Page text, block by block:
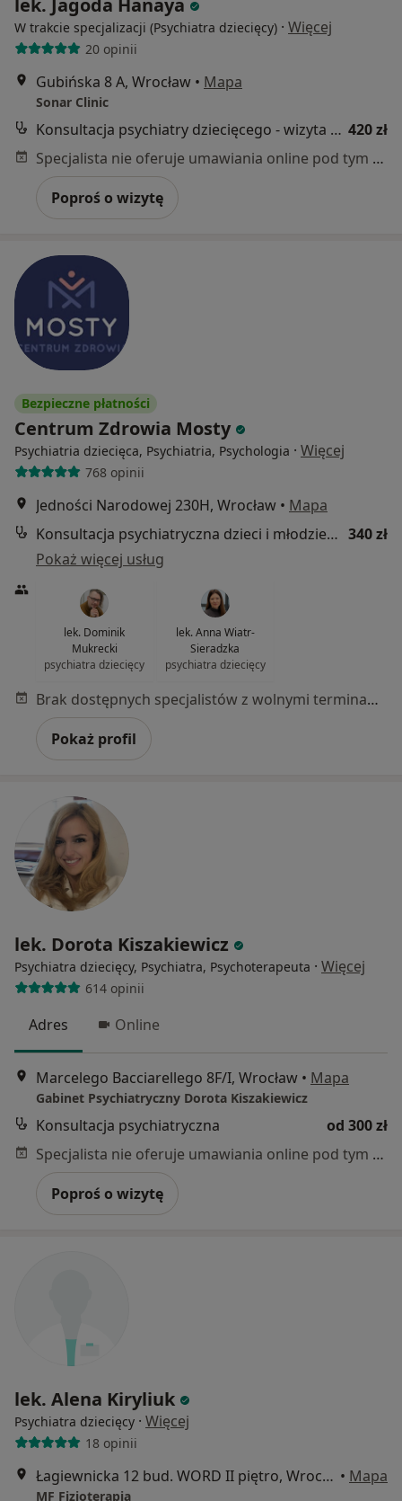
lek. Jagoda Hanaya
W trakcie specjalizacji (Psychiatra dziecięcy) · Więcej
20 opinii
Gubińska 8 A, Wrocław • Mapa
Sonar Clinic
Konsultacja psychiatry dziecięcego - wizyta diagnostyczna (pierwszorazowa) 420 zł
Specjalista nie oferuje umawiania online pod tym adresem.
Poproś o wizytę
Bezpieczne płatności
Centrum Zdrowia Mosty
Psychiatria dziecięca, Psychiatria, Psychologia · Więcej
768 opinii
Jedności Narodowej 230H, Wrocław • Mapa
Konsultacja psychiatryczna dzieci i młodzieży - kolejna wizyta 340 zł
Pokaż więcej usług
lek. Dominik
Mukrecki
psychiatra dziecięcy
lek. Anna Wiatr-
Sieradzka
psychiatra dziecięcy
Brak dostępnych specjalistów z wolnymi terminami w tym centrum medycznym.
Pokaż profil
lek. Dorota Kiszakiewicz
Psychiatra dziecięcy, Psychiatra, Psychoterapeuta · Więcej
614 opinii
Adres Online
Marcelego Bacciarellego 8F/I, Wrocław • Mapa
Gabinet Psychiatryczny Dorota Kiszakiewicz
Konsultacja psychiatryczna
od 300 zł
Specjalista nie oferuje umawiania online pod tym adresem.
Poproś o wizytę
lek. Alena Kiryliuk
Psychiatra dziecięcy · Więcej
18 opinii
Łagiewnicka 12 bud. WORD II piętro, Wrocław • Mapa
MF Fizjoterapia